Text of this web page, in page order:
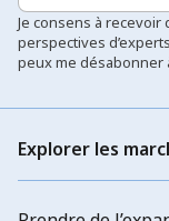
Je consens à
perspectives
peux me désabonner
Explorer les